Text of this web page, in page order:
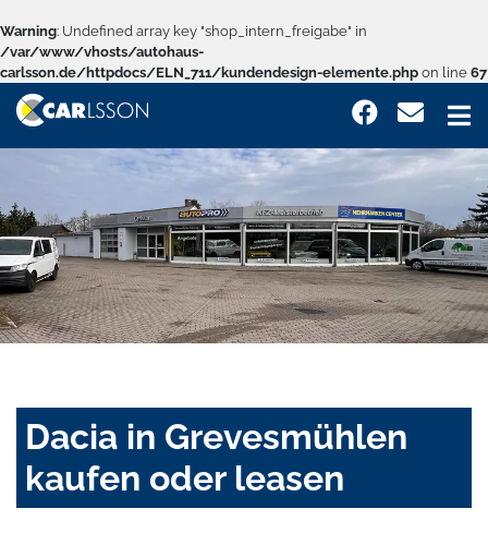
Warning: Undefined array key "shop_intern_freigabe" in
/var/www/vhosts/autohaus-
carlsson.de/httpdocs/ELN_711/kundendesign-elemente.php on line 67
Dacia in Grevesmühlen
kaufen oder leasen